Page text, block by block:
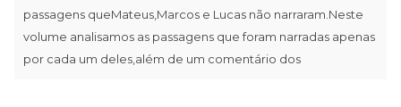
passagens queMateus,Marcos e Lucas não narraram.Neste
volume analisamos as passagens que foram narradas apenas
por cada um deles,além de um comentário dos